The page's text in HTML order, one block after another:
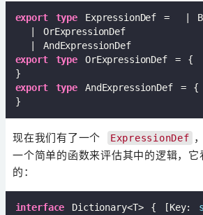
export type ExpressionDef =  |
  | OrExpressionDef
  | AndExpressionDef
export
type OrExpressionDef =
export
type AndExpressionDef =
现在我们有了一个 ExpressionDef
一个简单的函数来评估其中的逻辑，
的：
interface Dictionary<T> { [Key: